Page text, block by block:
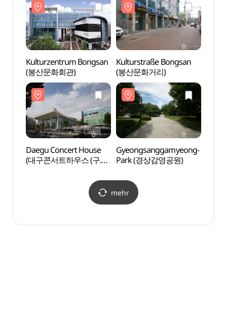
Kulturzentrum Bongsan
(봉산문화회관)
Kulturstraße Bongsan
(봉산문화거리)
Daegu Concert House
(대구콘서트하우스 (구.
Gyeongsanggamyeong-
Park (경상감영공원)
mehr